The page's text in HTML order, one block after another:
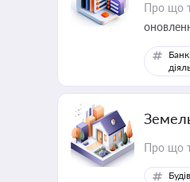
Про що
Про що